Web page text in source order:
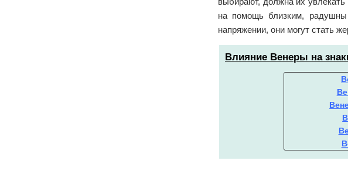
на помощь близким, радушны
напряжении, они могут стать
Влияние Венеры на